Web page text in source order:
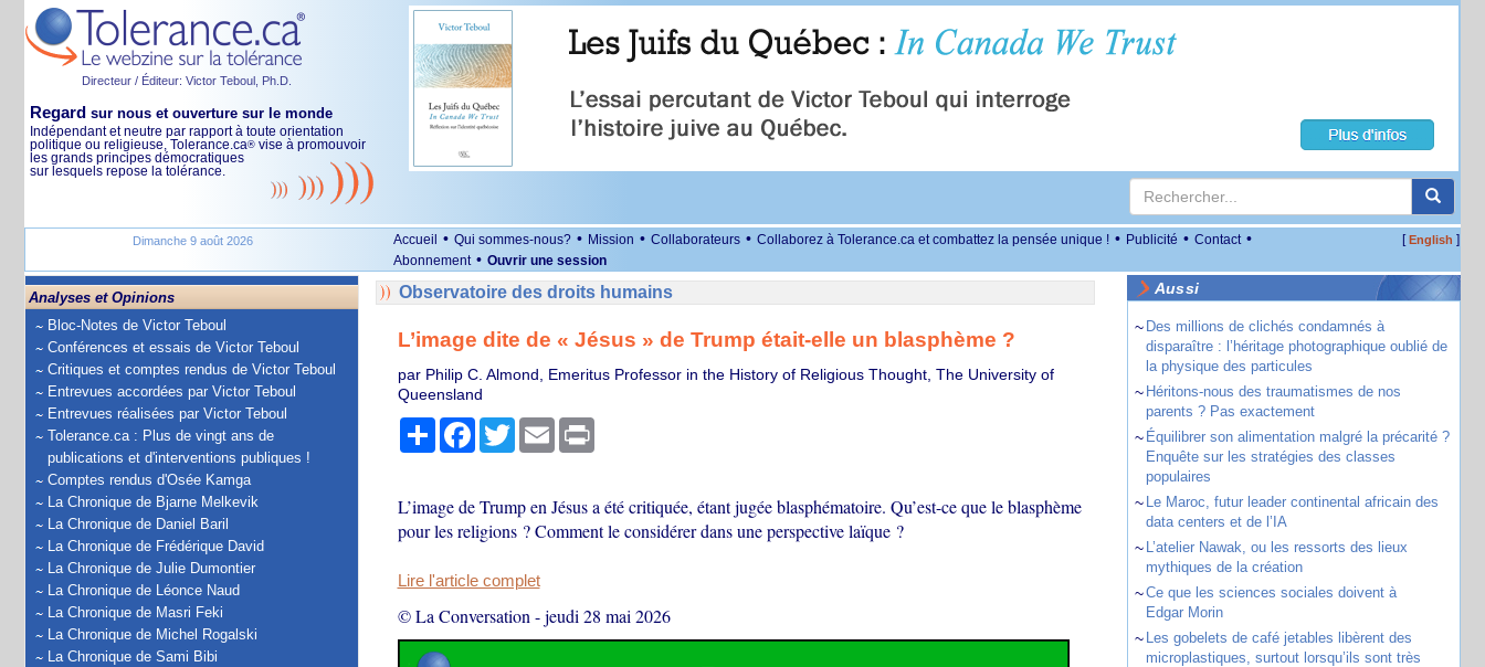
Directeur / Éditeur: Victor Teboul, Ph.D.
Regard sur nous et ouverture sur le monde
Indépendant et neutre par rapport à toute orientation
politique ou religieuse, Tolerance.ca® vise à promouvoir
les grands principes démocratiques
sur lesquels repose la tolérance.
Dimanche 9 août 2026 Accueil • Qui sommes-nous? • Mission • Collaborateurs • Collaborez à Tolerance.ca et combattez la pensée unique ! • Publicité • Contact •
Abonnement • Ouvrir une session
[English ]
Analyses et Opinions
Bloc-Notes de Victor Teboul
Conférences et essais de Victor Teboul
Critiques et comptes rendus de Victor Teboul
Entrevues accordées par Victor Teboul
Entrevues réalisées par Victor Teboul
Tolerance.ca : Plus de vingt ans de
publications et d'interventions publiques !
Comptes rendus d'Osée Kamga
La Chronique de Bjarne Melkevik
La Chronique de Daniel Baril
La Chronique de Frédérique David
La Chronique de Julie Dumontier
La Chronique de Léonce Naud
La Chronique de Masri Feki
La Chronique de Michel Rogalski
La Chronique de Sami Bibi
Observatoire des droits humains
L’image dite de « Jésus » de Trump était-elle un blasphème ?
par Philip C. Almond, Emeritus Professor in the History of Religious Thought, The University of
Queensland
PartagerFacebook
TwitterEmail Print
L’image de Trump en Jésus a été critiquée, étant jugée blasphématoire. Qu’est-ce que le blasphème
pour les religions ? Comment le considérer dans une perspective laïque ?
Lire l'article complet
© La Conversation -jeudi 28 mai 2026
Aussi
~ Des millions de clichés condamnés à
disparaître : l’héritage photographique oublié de
la physique des particules
~ Héritons-nous des traumatismes de nos
parents ? Pas exactement
~ Équilibrer son alimentation malgré la précarité ?
Enquête sur les stratégies des classes
populaires
~ Le Maroc, futur leader continental africain des
data centers et de l’IA
~ L’atelier Nawak, ou les ressorts des lieux
mythiques de la création
~Ce que les sciences sociales doivent à
Edgar Morin
~ Les gobelets de café jetables libèrent des
microplastiques, surtout lorsqu’ils sont très